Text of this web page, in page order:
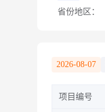
省份地区：
2026-08-07
项目编号